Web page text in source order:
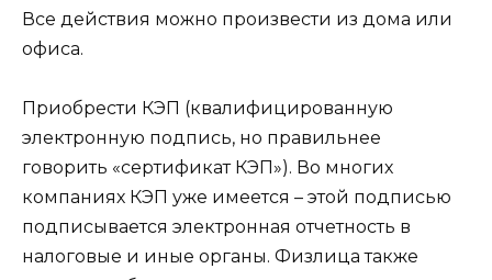
Все действия можно произвести из дома или
офиса.
Приобрести КЭП (квалифицированную
электронную подпись, но правильнее
говорить «сертификат КЭП»). Во многих
компаниях КЭП уже имеется – этой подписью
подписывается электронная отчетность в
налоговые и иные органы. Физлица также